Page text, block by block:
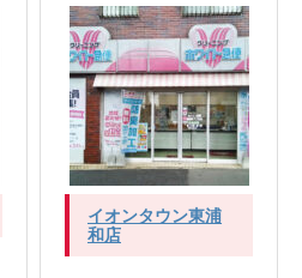
イオンタウン東浦
和店